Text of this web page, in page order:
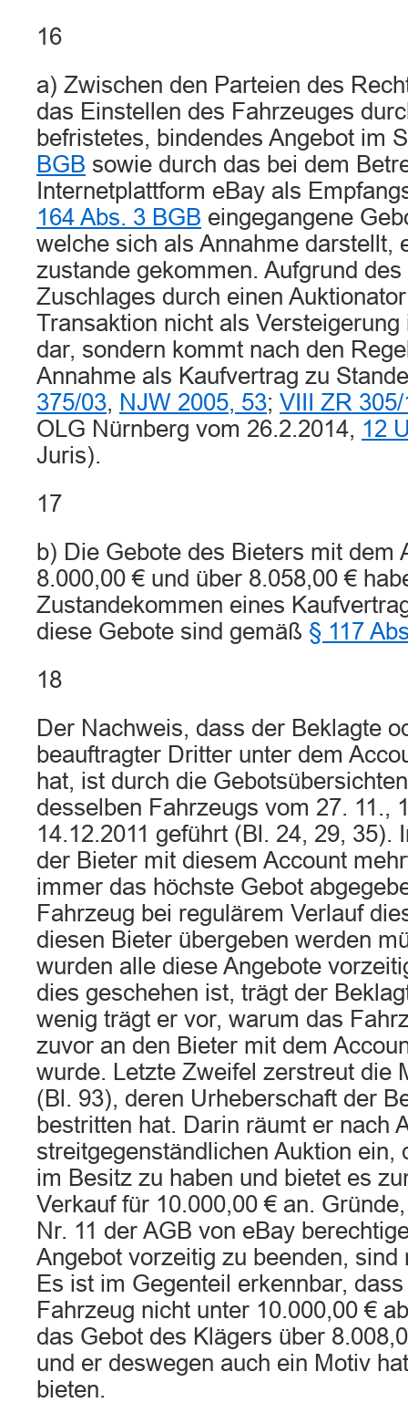
16
a) Zwischen den Parteien des
das Einstellen des Fahrzeuges
befristetes, bindendes Angebot im
BGB sowie durch das bei dem
Internetplattform eBay als
164 Abs. 3 BGB eingegangene
welche sich als Annahme darstellt,
zustande gekommen. Aufgrund
Zuschlages durch einen
Transaktion nicht als
dar, sondern kommt nach den
Annahme als Kaufvertrag zu
375/03, NJW 2005, 53; VIII ZR
OLG Nürnberg vom 26.2.2014, 12
Juris).
17
b) Die Gebote des Bieters mit dem
8.000,00 € und über 8.058,00 €
Zustandekommen eines
diese Gebote sind gemäß § 117
18
Der Nachweis, dass der Beklagte
beauftragter Dritter unter dem
hat, ist durch die
desselben Fahrzeugs vom 27. 11.,
14.12.2011 geführt (Bl. 24, 29, 35).
der Bieter mit diesem Account
immer das höchste Gebot
Fahrzeug bei regulärem Verlauf
diesen Bieter übergeben werden
wurden alle diese Angebote
dies geschehen ist, trägt der
wenig trägt er vor, warum das
zuvor an den Bieter mit dem
wurde. Letzte Zweifel zerstreut die
(Bl. 93), deren Urheberschaft der
bestritten hat. Darin räumt er nach
streitgegenständlichen Auktion ein,
im Besitz zu haben und bietet es
Verkauf für 10.000,00 € an.
Nr. 11 der AGB von eBay
Angebot vorzeitig zu beenden, sind
Es ist im Gegenteil erkennbar,
Fahrzeug nicht unter 10.000,00 €
das Gebot des Klägers über
und er deswegen auch ein Motiv
bieten.